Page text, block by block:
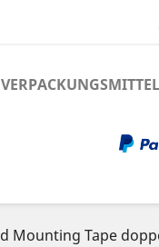
VERPACKUNGSMITTEL
Mounting Tape